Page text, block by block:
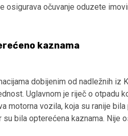
osigurava očuvanje oduzete
kaznama
dobijenim od nadležnih iz
Uglavnom je riječ o otpadu
motorna vozila, koja su ranije
su bila opterećena kaznama. Nije